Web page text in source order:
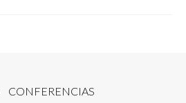
CONFERENCIAS